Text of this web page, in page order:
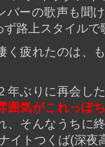
バーの歌声も聞
ず路上スタイル
く疲れたのは、
年ぶりに再会し
囲気がこれっぽ
、そんなうちに
イトつくば(深夜